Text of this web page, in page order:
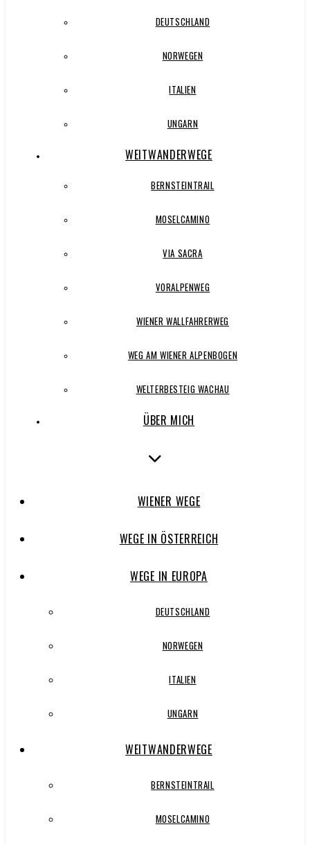
DEUTSCHLAND
NORWEGEN
ITALIEN
UNGARN
WEITWANDERWEGE
BERNSTEINTRAIL
MOSELCAMINO
VIA SACRA
VORALPENWEG
WIENER WALLFAHRERWEG
WEG AM WIENER ALPENBOGEN
WELTERBESTEIG WACHAU
ÜBER MICH
WIENER WEGE
WEGE IN ÖSTERREICH
WEGE IN EUROPA
DEUTSCHLAND
NORWEGEN
ITALIEN
UNGARN
WEITWANDERWEGE
BERNSTEINTRAIL
MOSELCAMINO